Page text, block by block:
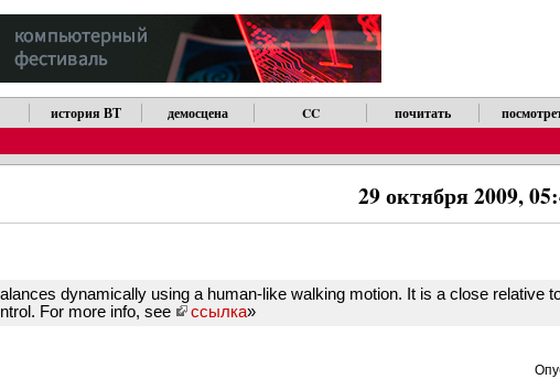
история ВТ демосцена CC почитать
29 октября 2009,
dynamically using a human-like walking motion. It is a close relative
For more info, see
ссылка»